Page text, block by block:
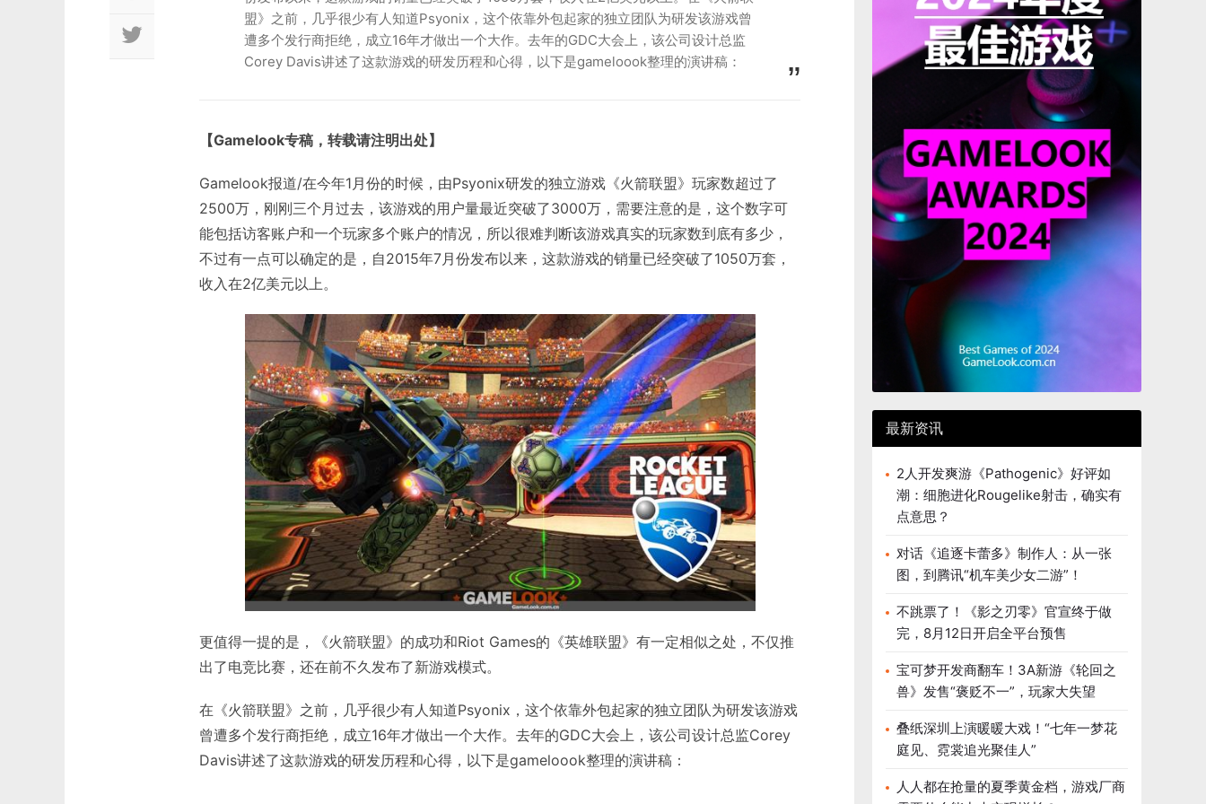
盟》之前，几乎很少有人知道Psyonix，这个依靠外包起家的独立团队为研发该游戏曾
遭多个发行商拒绝，成立16年才做出一个大作。去年的GDC大会上，该公司设计总监
Corey Davis讲述了这款游戏的研发历程和心得，以下是gameloook整理的演讲稿：
【Gamelook专稿，转载请注明出处】
Gamelook报道/在今年1月份的时候，由Psyonix研发的独立游戏《火箭联盟》玩家数超过了
2500万，刚刚三个月过去，该游戏的用户量最近突破了3000万，需要注意的是，这个数字可
能包括访客账户和一个玩家多个账户的情况，所以很难判断该游戏真实的玩家数到底有多少，
不过有一点可以确定的是，自2015年7月份发布以来，这款游戏的销量已经突破了1050万套，
收入在2亿美元以上。
更值得一提的是，《火箭联盟》的成功和Riot Games的《英雄联盟》有一定相似之处，不仅推
出了电竞比赛，还在前不久发布了新游戏模式。
在《火箭联盟》之前，几乎很少有人知道Psyonix，这个依靠外包起家的独立团队为研发该游戏
曾遭多个发行商拒绝，成立16年才做出一个大作。去年的GDC大会上，该公司设计总监Corey
Davis讲述了这款游戏的研发历程和心得，以下是gameloook整理的演讲稿：
最新资讯
2人开发爽游《Pathogenic》好评如
潮：细胞进化Rougelike射击，确实有
点意思？
对话《追逐卡蕾多》制作人：从一张
图，到腾讯“机车美少女二游”！
不跳票了！《影之刃零》官宣终于做
完，8月12日开启全平台预售
宝可梦开发商翻车！3A新游《轮回之
兽》发售“褒贬不一”，玩家大失望
叠纸深圳上演暖暖大戏！“七年一梦花
庭见、霓裳追光聚佳人”
人人都在抢量的夏季黄金档，游戏厂商